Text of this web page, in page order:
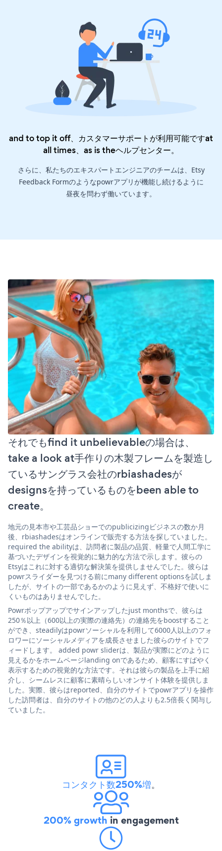
and to top it off、カスタマーサポートが利用可能ですat
all times、as is theヘルプセンター。
さらに、私たちのエキスパートエンジニアのチームは、Etsy
Feedback Formのようなpowrアプリが機能し続けるように
昼夜を問わず働いています。
それでもfind it unbelievableの場合は、
take a look at手作りの木製フレームを製造し
ているサングラス会社のrbiashadesが
designsを持っているものをbeen able to
create。
地元の見本市や工芸品ショーでのpublicizingビジネスの数か月
後、rbiashadesはオンラインで販売する方法を探していました。
required the abilityは、訪問者に製品の品質、軽量で人間工学に
基づいたデザインを視覚的に魅力的な方法で示します。彼らの
Etsyはこれに対する適切な解決策を提供しませんでした。彼らは
powrスライダーを見つける前にmany different optionsを試しま
したが、サイトの一部であるかのように見えず、不格好で使いに
くいものはありませんでした。
Powrポップアップでサインアップしたjust monthsで、彼らは
250％以上（600以上の実際の連絡先）の連絡先をboostすること
ができ、steadilyはpowrソーシャルを利用して6000人以上のフォ
ロワーにソーシャルメディアを成長させました彼らのサイトでフ
ィードします。 added powr sliderは、製品が実際にどのように
見えるかをホームページlanding onであるため、顧客にすばやく
表示するための視覚的な方法です。それは彼らの製品を上手に紹
介し、シームレスに顧客に素晴らしいオンサイト体験を提供しま
した。実際、彼らはreported、自分のサイトでpowrアプリを操作
した訪問者は、自分のサイトの他のどの人よりも2.5倍長く関与し
ていました。
コンタクト数250%増。
200% growth in engagement